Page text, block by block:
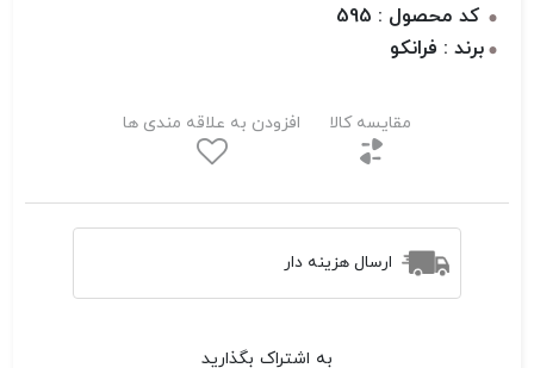
کد محصول : 595
برند : فرانکو
مقایسه کالا افزودن به علاقه مندی ها
ارسال هزینه دار
به اشتراک بگذارید